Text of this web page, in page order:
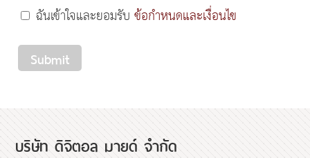
ฉันเข้าใจและยอมรับ ข้อกำหนดและเงื่อนไข
Submit
บริษัท ดิจิตอล มายด์ จำกัด